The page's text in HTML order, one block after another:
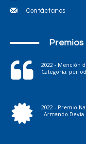
Contáctanos
2022 - Mención
Categoría:
2022 - Premio
"Armando Devia